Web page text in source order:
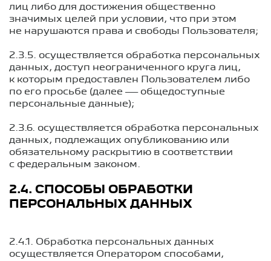
лиц либо для достижения общественно
значимых целей при условии, что при этом
не нарушаются права и свободы Пользователя;
2.3.5. осуществляется обработка персональных
данных, доступ неограниченного круга лиц,
к которым предоставлен Пользователем либо
по его просьбе (далее — общедоступные
персональные данные);
2.3.6. осуществляется обработка персональных
данных, подлежащих опубликованию или
обязательному раскрытию в соответствии
с федеральным законом.
2.4. СПОСОБЫ ОБРАБОТКИ
ПЕРСОНАЛЬНЫХ ДАННЫХ
2.4.1. Обработка персональных данных
осуществляется Оператором способами,